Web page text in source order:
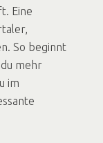
Eine
So beginnt
mehr
im